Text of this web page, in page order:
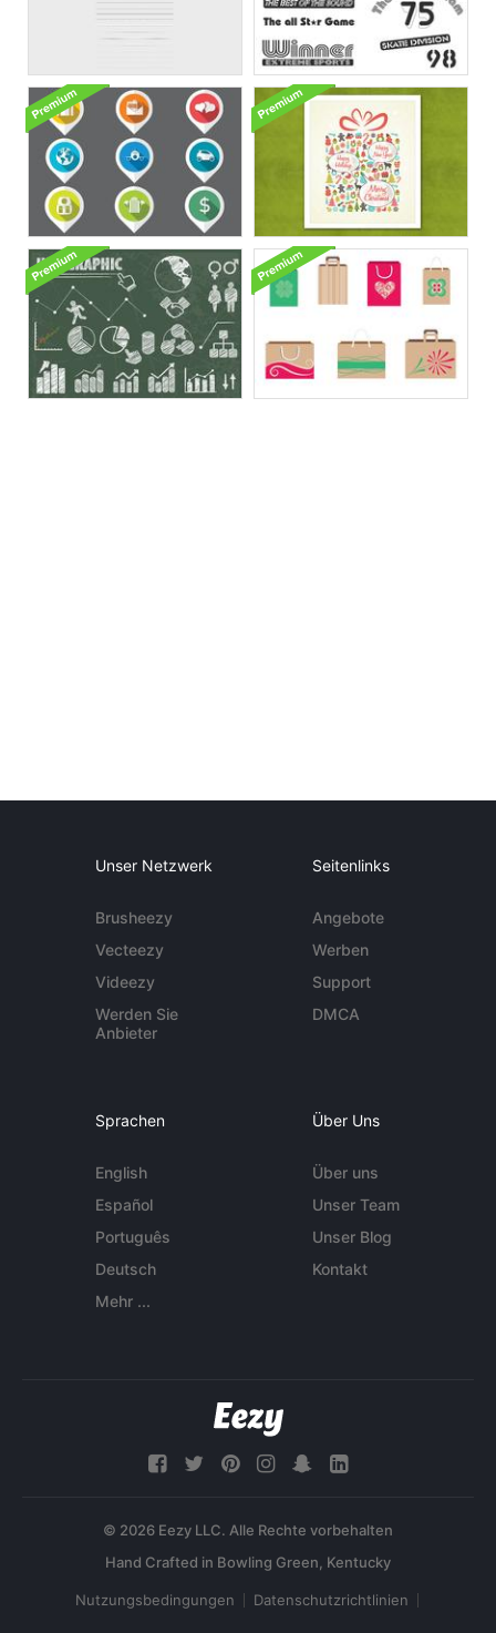
Unser Netzwerk
Brusheezy
Vecteezy
Videezy
Werden Sie
Anbieter
Seitenlinks
Angebote
Werben
Support
DMCA
Sprachen
English
Español
Português
Deutsch
Mehr ...
Über Uns
Über uns
Unser Team
Unser Blog
Kontakt
© 2026 Eezy LLC. Alle Rechte vorbehalten
Nutzungsbedingungen Datenschutzrichtlinien